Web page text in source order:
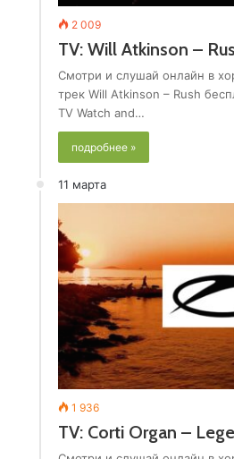
2 009
TV: Will Atkinson –
Смотри и слушай онлайн в
трек Will Atkinson – Rush
TV Watch and…
подробнее »
11 марта
1 936
TV: Corti Organ –